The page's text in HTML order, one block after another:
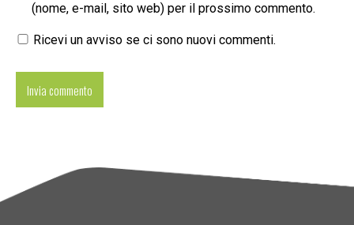
(nome, e-mail, sito web) per il prossimo commento.
Ricevi un avviso se ci sono nuovi commenti.